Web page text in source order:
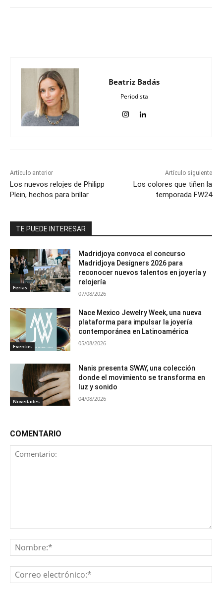
Beatriz Badás
Periodista
Artículo anterior
Los nuevos relojes de Philipp
Plein, hechos para brillar
Artículo siguiente
Los colores que tiñen la
temporada FW24
TE PUEDE INTERESAR
Ferias
Madridjoya convoca el concurso
Madridjoya Designers 2026 para
reconocer nuevos talentos en joyería y
relojería
07/08/2026
Eventos
Nace Mexico Jewelry Week, una nueva
plataforma para impulsar la joyería
contemporánea en Latinoamérica
05/08/2026
Novedades
Nanis presenta SWAY, una colección
donde el movimiento se transforma en
luz y sonido
04/08/2026
COMENTARIO